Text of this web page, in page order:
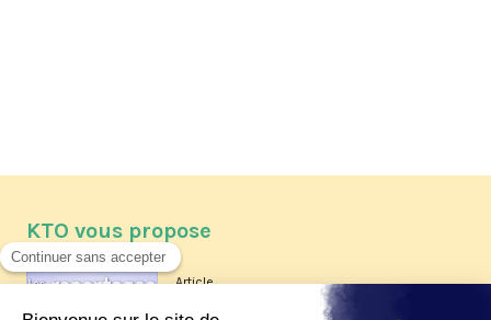
KTO vous propose
Article
Les reportages d'été 2026 de KTO